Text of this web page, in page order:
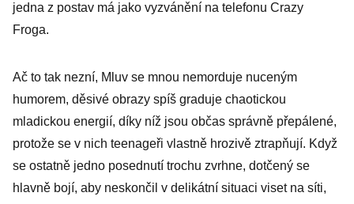
jedna z postav má jako vyzvánění na telefonu Crazy
Froga.
Ač to tak nezní, Mluv se mnou nemorduje nuceným
humorem, děsivé obrazy spíš graduje chaotickou
mladickou energií, díky níž jsou občas správně přepálené,
protože se v nich teenageři vlastně hrozivě ztrapňují. Když
se ostatně jedno posednutí trochu zvrhne, dotčený se
hlavně bojí, aby neskončil v delikátní situaci viset na síti,